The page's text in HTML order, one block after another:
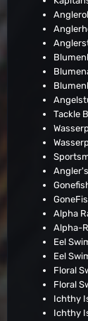
Tackle
Alpha
Alpha-
Eel
Eel
Floral
Floral
Ichthy
Ichthy